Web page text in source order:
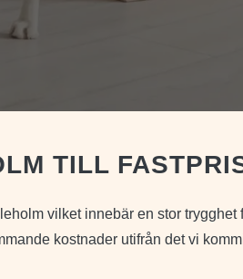
TILL
vilket innebär en stor trygghet
kostnader utifrån det vi